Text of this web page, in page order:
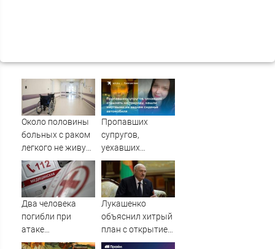
Около половины
больных с раком
легкого не живут
и года после
постановки
диагноза
Пропавших
супругов,
уехавших
отдыхать на
природу, нашли
мертвыми на
заднем сиденье
автомобиля
Два человека
погибли при
атаке
беспилотника по
Лукашенко
объяснил хитрый
план с открытием
границы для